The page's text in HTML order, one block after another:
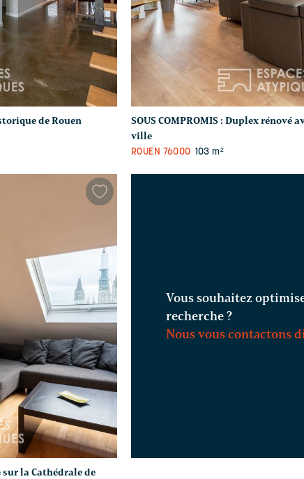
de Rouen SOUS COMPROMIS : Duplex rénové
ville
ROUEN 76000 103 m²
la Cathédrale de
Vous souhaitez
recherche ?
Nous vous contactons